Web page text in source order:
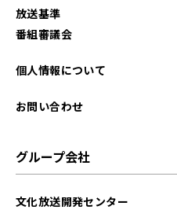
放送基準
番組審議会
個人情報について
お問い合わせ
グループ会社
文化放送開発センター